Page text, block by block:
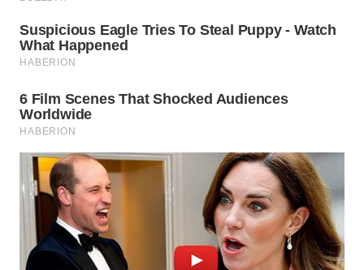
WN
PADANG
LAWAS
WN
SUMEDANG
WN
CIANJUR
WN
KEPULAUAN
SERIBU